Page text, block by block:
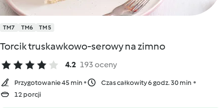
TM7 TM6 TM5
Torcik truskawkowo-serowy na zimno
4.2 193 oceny
Przygotowanie 45 min
Czas całkowity 6 godz. 30 min
12 porcji